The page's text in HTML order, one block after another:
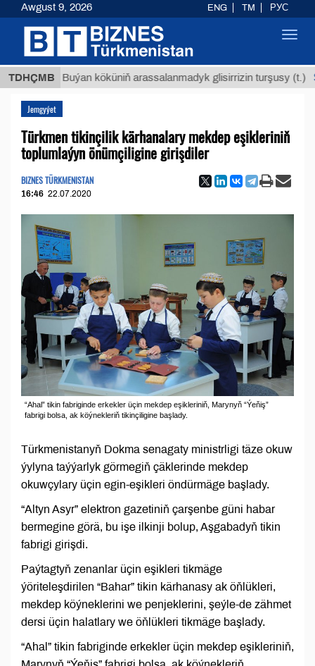
TDHÇMB
Buýan köküniň arassalanmadyk glisirrizin turşusy (t.)
Jemgyýet
Türkmen tikinçilik kärhanalary mekdep eşikleriniň
toplumlaýyn önümçiligine girişdiler
BIZNES TÜRKMENISTAN
16:46 22.07.2020
“Ahal” tikin fabriginde erkekler üçin mekdep eşikleriniň, Marynyň “Ýeňiş”
fabrigi bolsa, ak köýnekleriň tikinçiligine başlady.
Türkmenistanyň Dokma senagaty ministrligi täze okuw
ýylyna taýýarlyk görmegiň çäklerinde mekdep
okuwçylary üçin egin-eşikleri öndürmäge başlady.
“Altyn Asyr” elektron gazetiniň çarşenbe güni habar
bermegine görä, bu işe ilkinji bolup, Aşgabadyň tikin
fabrigi girişdi.
Paýtagtyň zenanlar üçin eşikleri tikmäge
ýöriteleşdirilen “Bahar” tikin kärhanasy ak öňlükleri,
mekdep köýneklerini we penjeklerini, şeýle-de zähmet
dersi üçin halatlary we öňlükleri tikmäge başlady.
“Ahal” tikin fabriginde erkekler üçin mekdep eşikleriniň,
Awgust 9, 2026 ENG TM РУС